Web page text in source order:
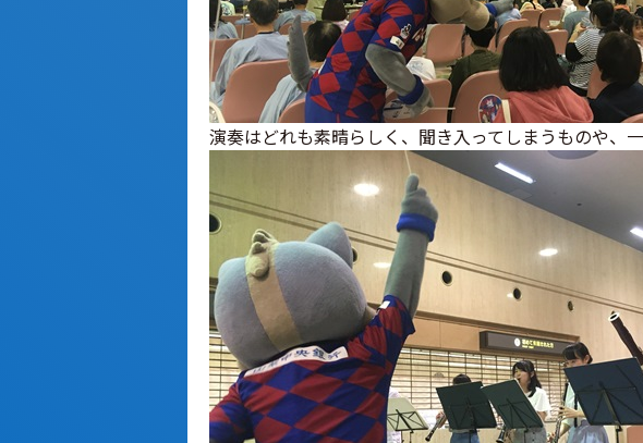
演奏はどれも素晴らしく、聞き入ってしまうものや、